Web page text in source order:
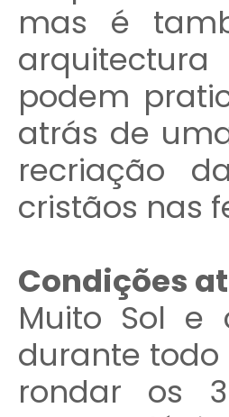
mas é
podem
atrás de
recriação
cristãos nas
Condições
Muito Sol e
durante todo
rondar os